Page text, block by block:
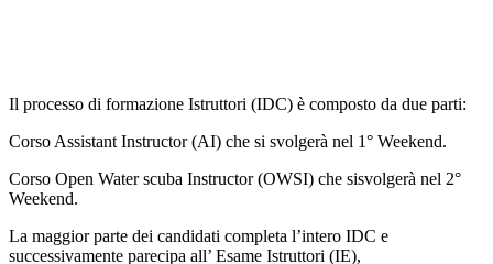
Il processo di formazione Istruttori (IDC) è composto da due parti:
Corso Assistant Instructor (AI) che si svolgerà nel 1° Weekend.
Corso Open Water scuba Instructor (OWSI) che sisvolgerà nel 2°
Weekend.
La maggior parte dei candidati completa l’intero IDC e
successivamente parecipa all’ Esame Istruttori (IE),